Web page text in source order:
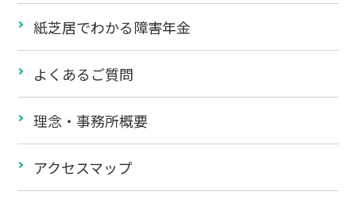
紙芝居でわかる障害年金
よくあるご質問
理念・事務所概要
アクセスマップ